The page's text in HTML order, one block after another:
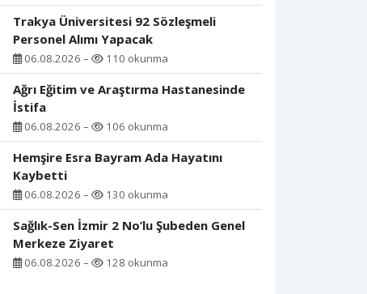
Trakya Üniversitesi 92 Sözleşmeli
Personel Alımı Yapacak
06.08.2026 – 110 okunma
Ağrı Eğitim ve Araştırma Hastanesinde
İstifa
06.08.2026 – 106 okunma
Hemşire Esra Bayram Ada Hayatını
Kaybetti
06.08.2026 – 130 okunma
Sağlık-Sen İzmir 2 No’lu Şubeden Genel
Merkeze Ziyaret
06.08.2026 – 128 okunma